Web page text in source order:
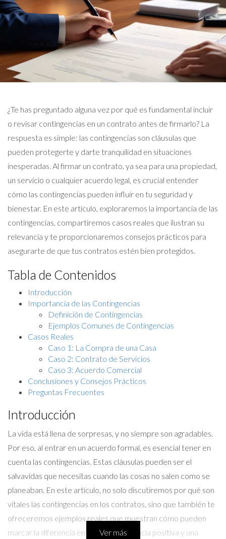
¿Te has preguntado alguna vez por qué es fundamental incluir
o revisar contingencias en un contrato antes de firmarlo? La
respuesta es simple: las contingencias son cláusulas que
pueden protegerte y darte tranquilidad en situaciones
inesperadas. Al firmar un contrato, ya sea para una propiedad,
un servicio o cualquier acuerdo legal, es crucial entender
cómo las contingencias pueden influir en tu seguridad y
bienestar. En este artículo, exploraremos la importancia de las
contingencias, compartiremos casos reales que ilustran su
relevancia y te proporcionaremos consejos prácticos para
asegurarte de que tus contratos estén bien protegidos.
Tabla de Contenidos
Introducción
Importancia de las Contingencias
Definición de Contingencias
Ejemplos Comunes de Contingencias
Casos Reales
Caso 1: La Compra de una Casa
Caso 2: Contrato de Servicios
Caso 3: Acuerdo Comercial
Conclusiones y Consejos Prácticos
Preguntas Frecuentes
Introducción
La vida está llena de sorpresas, y no siempre son agradables.
Por eso, al entrar en un acuerdo formal, es esencial tener en
cuenta las contingencias. Estas cláusulas pueden ser el
salvavidas que necesitas cuando las cosas no salen como se
planeaban. En este artículo, no solo discutiremos por qué son
vitales las contingencias en los contratos, sino que también te
ofreceremos ejemplos reales que muestran cómo pueden
marcar la diferencia entre una experiencia positiva y una
Ver más